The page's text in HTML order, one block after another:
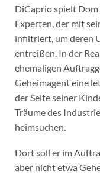
DiCaprio spielt Dom
Experten, der mit
infiltriert, um deren
entreißen. In der
ehemaligen
Geheimagent eine
der Seite seiner
Träume des
heimsuchen.
Dort soll er im
aber nicht etwa